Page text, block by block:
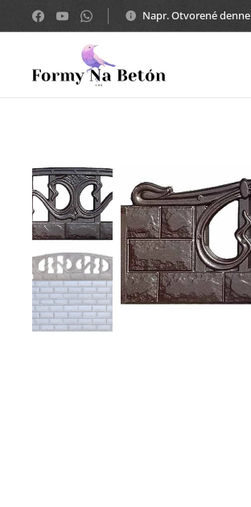
Napr. Otvorené denne